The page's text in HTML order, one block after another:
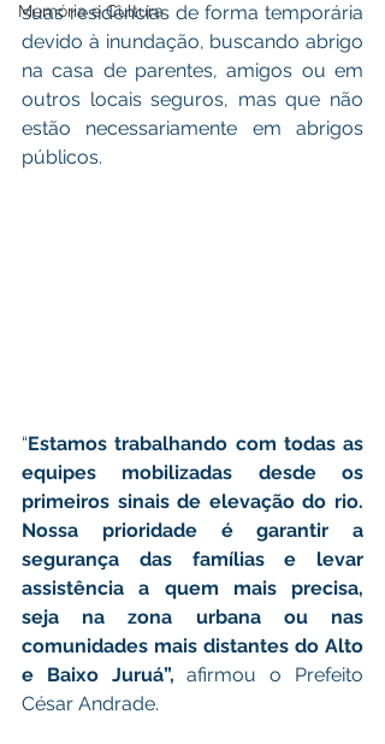
Memória e Cultura
suas residências de forma temporária
devido à inundação, buscando abrigo
na casa de parentes, amigos ou em
outros locais seguros, mas que não
estão necessariamente em abrigos
públicos.
“Estamos trabalhando com todas as
equipes mobilizadas desde os
primeiros sinais de elevação do rio.
Nossa prioridade é garantir a
segurança das famílias e levar
assistência a quem mais precisa,
seja na zona urbana ou nas
comunidades mais distantes do Alto
e Baixo Juruá”, afirmou o Prefeito
César Andrade.